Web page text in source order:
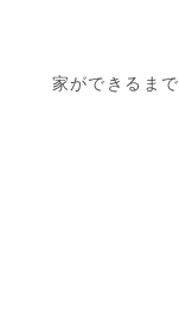
家ができるまで